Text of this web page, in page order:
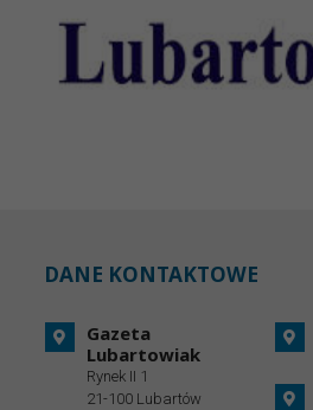
DANE KONTAKTOWE
Gazeta
Lubartowiak
Rynek II 1
21-100 Lubartów